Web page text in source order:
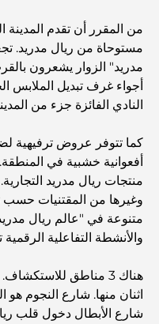
أفضل الهدايا الفاخرة
Your Ultimate
المدارس القريبة من
Scenic Routes
Metro Network
أفضل المقاهي في دبي
الرائع والمناظر
مستوحاة من ريال مدريد.
مدريد" الزوار يشعرون
أجواء غرف تبديل الملابس
النادي الفائزة جزء من
كما تتوفر عروض ترفيهية
أفعوانية خشبية في
منتجات ريال مدريد
وغيرها من المقتنيات حسب
متنوعة في "عالم ريال
والأنشطة التفاعلية الرقمية
هناك 3 مناطق
اثنان منها. شارع النجوم هو
شارع الأبطال دخول قلب